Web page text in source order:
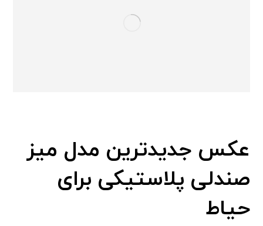
عکس جدیدترین مدل میز
صندلی پلاستیکی برای
حیاط